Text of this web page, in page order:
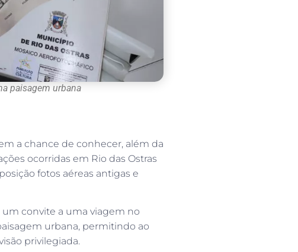
paisagem urbana
a chance de conhecer, além da
ocorridas em Rio das Ostras
fotos aéreas antigas e
um convite a uma viagem no
urbana, permitindo ao
privilegiada.